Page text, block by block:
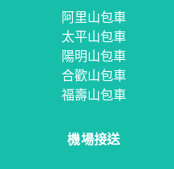
阿里山包車
太平山包車
陽明山包車
合歡山包車
福壽山包車
機場接送